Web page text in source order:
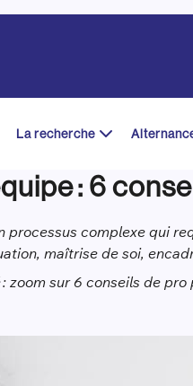
La recherche
: 6
processus complexe qui
maîtrise de soi,
zoom sur 6 conseils de